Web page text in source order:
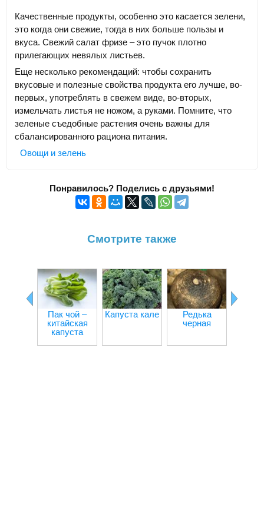
Качественные продукты, особенно это касается зелени,
это когда они свежие, тогда в них больше пользы и
вкуса. Свежий салат фризе – это пучок плотно
прилегающих невялых листьев.
Еще несколько рекомендаций: чтобы сохранить
вкусовые и полезные свойства продукта его лучше, во-
первых, употреблять в свежем виде, во-вторых,
измельчать листья не ножом, а руками. Помните, что
зеленые съедобные растения очень важны для
сбалансированного рациона питания.
Овощи и зелень
Понравилось? Поделись с друзьями!
Смотрите также
Пак чой –
китайская
капуста
Капуста кале
Редька
черная